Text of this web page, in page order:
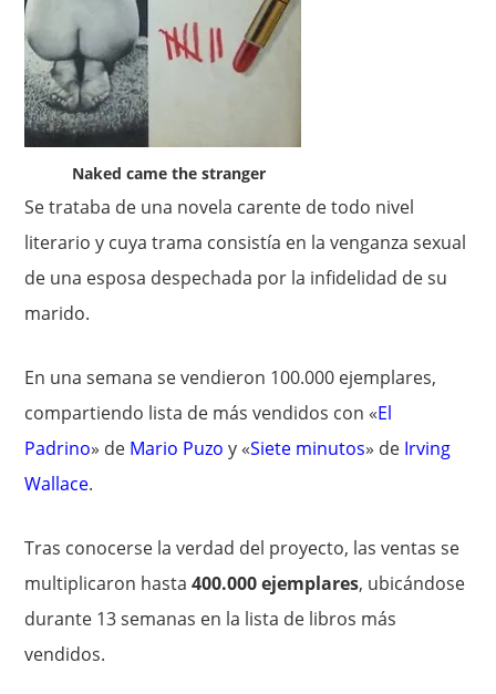
Naked came the stranger
Se trataba de una novela carente de todo nivel
literario y cuya trama consistía en la venganza sexual
de una esposa despechada por la infidelidad de su
marido.
En una semana se vendieron 100.000 ejemplares,
compartiendo lista de más vendidos con «El
Padrino» de Mario Puzo y «Siete minutos» de Irving
Wallace.
Tras conocerse la verdad del proyecto, las ventas se
multiplicaron hasta400.000 ejemplares, ubicándose
durante 13 semanas en la lista de libros más
vendidos.